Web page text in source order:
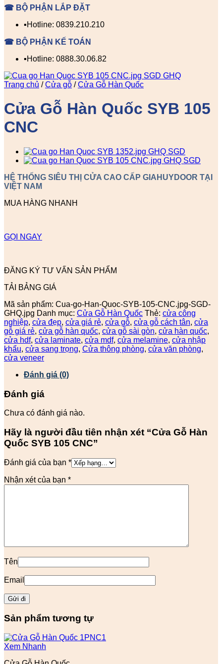
☎ BỘ PHẬN LẮP ĐẶT
▪️Hotline: 0839.210.210
☎ BỘ PHẬN KẾ TOÁN
▪️Hotline: 0888.30.06.82
Trang chủ / Cửa gỗ / Cửa Gỗ Hàn Quốc
Cửa Gỗ Hàn Quốc SYB 105
CNC
HỆ THỐNG SIÊU THỊ CỬA CAO CẤP GIAHUYDOOR TẠI
VIỆT NAM
MUA HÀNG NHANH
GỌI NGAY
ĐĂNG KÝ TƯ VẤN SẢN PHẨM
TẢI BẢNG GIÁ
Mã sản phẩm: Cua-go-Han-Quoc-SYB-105-CNC.jpg-SGD-
GHQ.jpg Danh mục: Cửa Gỗ Hàn Quốc Thẻ: cửa công
nghiệp, cửa đẹp, cửa giá rẻ, cửa gỗ, cửa gỗ cách tân, cửa
gỗ giá rẻ, cửa gỗ hàn quốc, cửa gỗ sài gòn, cửa hàn quốc,
cửa hdf, cửa laminate, cửa mdf, cửa melamine, cửa nhập
khẩu, cửa sang trọng, Cửa thông phòng, cửa văn phòng,
cửa veneer
Đánh giá (0)
Đánh giá
Chưa có đánh giá nào.
Hãy là người đầu tiên nhận xét “Cửa Gỗ Hàn
Quốc SYB 105 CNC”
Đánh giá của bạn *
Nhận xét của bạn *
Tên
Email
Sản phẩm tương tự
Xem Nhanh